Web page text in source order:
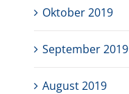
Oktober 2019
September 2019
August 2019